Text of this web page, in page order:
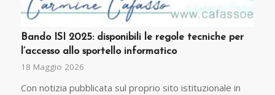
Bando ISI 2025: disponibili le regole tecniche per
l’accesso allo sportello informatico
18 Maggio 2026
Con notizia pubblicata sul proprio sito istituzionale in